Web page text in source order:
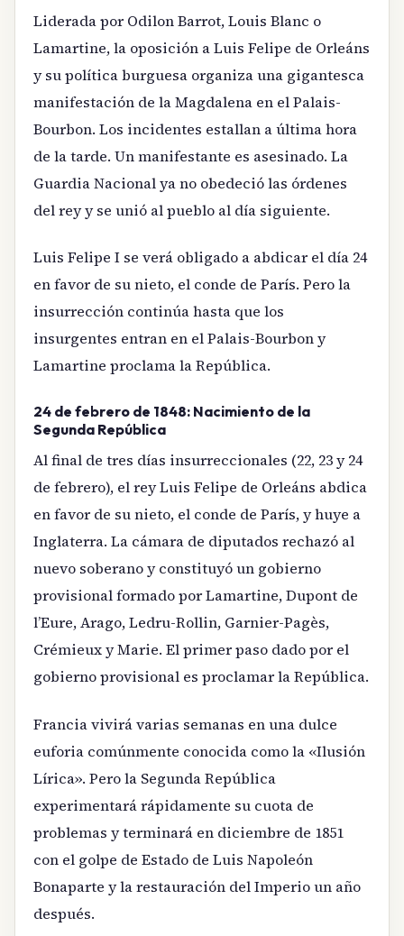
Liderada por Odilon Barrot, Louis Blanc o
Lamartine, la oposición a Luis Felipe de Orleáns
y su política burguesa organiza una gigantesca
manifestación de la Magdalena en el Palais-
Bourbon. Los incidentes estallan a última hora
de la tarde. Un manifestante es asesinado. La
Guardia Nacional ya no obedeció las órdenes
del rey y se unió al pueblo al día siguiente.
Luis Felipe I se verá obligado a abdicar el día 24
en favor de su nieto, el conde de París. Pero la
insurrección continúa hasta que los
insurgentes entran en el Palais-Bourbon y
Lamartine proclama la República.
24 de febrero de 1848: Nacimiento de la
Segunda República
Al final de tres días insurreccionales (22, 23 y 24
de febrero), el rey Luis Felipe de Orleáns abdica
en favor de su nieto, el conde de París, y huye a
Inglaterra. La cámara de diputados rechazó al
nuevo soberano y constituyó un gobierno
provisional formado por Lamartine, Dupont de
l’Eure, Arago, Ledru-Rollin, Garnier-Pagès,
Crémieux y Marie. El primer paso dado por el
gobierno provisional es proclamar la República.
Francia vivirá varias semanas en una dulce
euforia comúnmente conocida como la «Ilusión
Lírica». Pero la Segunda República
experimentará rápidamente su cuota de
problemas y terminará en diciembre de 1851
con el golpe de Estado de Luis Napoleón
Bonaparte y la restauración del Imperio un año
después.